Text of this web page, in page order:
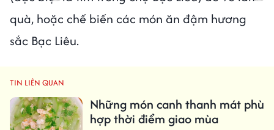
quà, hoặc chế biến các món ăn đậm hương
sắc Bạc Liêu.
TIN LIÊN QUAN
Những món canh thanh mát phù
hợp thời điểm giao mùa